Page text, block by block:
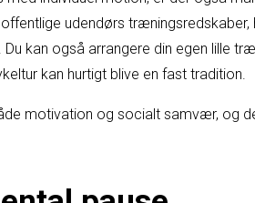
udendørs træningsredskaber,
kan også arrangere din egen lille
kan hurtigt blive en fast tradition.
motivation og socialt samvær, og